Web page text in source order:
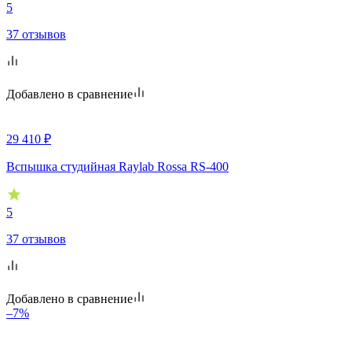
5
37 отзывов
Добавлено в сравнение
29 410 ₽
Вспышка студийная Raylab Rossa RS-400
5
37 отзывов
Добавлено в сравнение
–7%